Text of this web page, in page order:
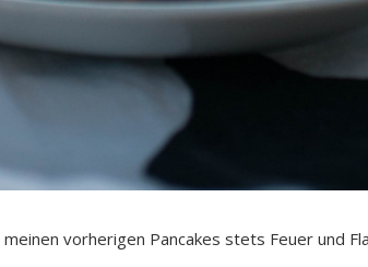
meinen vorherigen Pancakes stets Feuer und